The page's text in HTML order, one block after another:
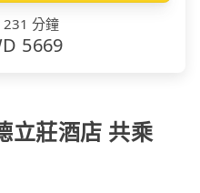
231 分鐘
5669
立莊酒店 共乘